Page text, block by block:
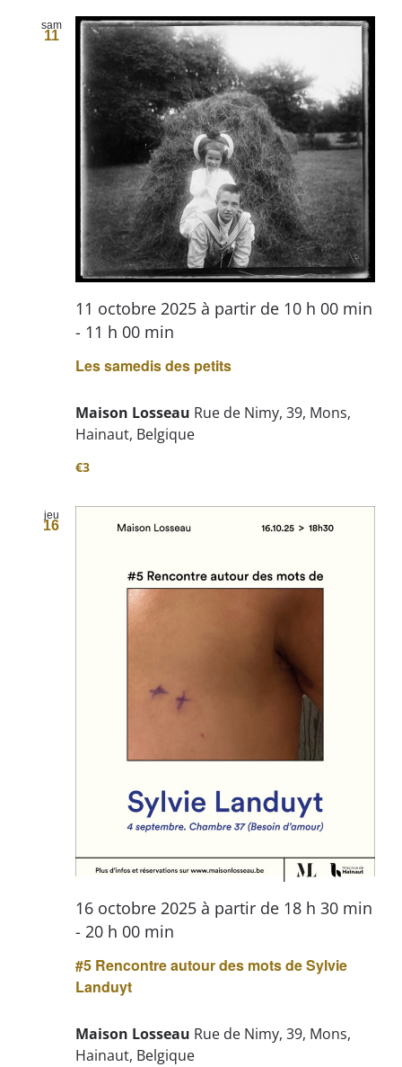
sam
11
Les samedis des petits
11 octobre 2025 à partir de 10 h 00 min
- 11 h 00 min
Maison Losseau Rue de Nimy, 39, Mons,
Hainaut, Belgique
€3
jeu
16
#5 Rencontre autour des mots de Sylvie
Landuyt
16 octobre 2025 à partir de 18 h 30 min
- 20 h 00 min
Maison Losseau Rue de Nimy, 39, Mons,
Hainaut, Belgique